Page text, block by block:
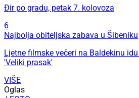
Đir po gradu, petak 7. kolovoza
6
Najbolja obiteljska zabava u Šibeniku
Ljetne filmske večeri na Baldekinu
'Veliki prasak'
VIŠE
Oglas